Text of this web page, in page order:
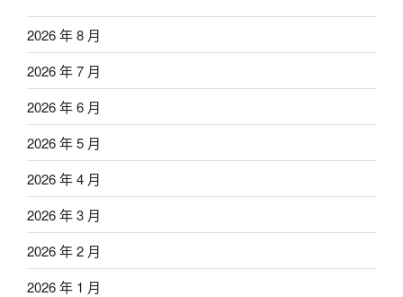
2026 年 8 月
2026 年 7 月
2026 年 6 月
2026 年 5 月
2026 年 4 月
2026 年 3 月
2026 年 2 月
2026 年 1 月